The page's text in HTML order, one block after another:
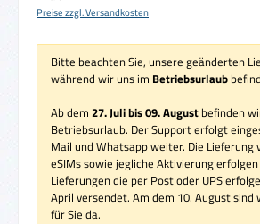
Preise zzgl. Versandkosten
Bitte beachten Sie, unsere geänderten
während wir uns im Betriebsurlaub
Ab dem 27. Juli bis 09. August befinden
Betriebsurlaub. Der Support erfolgt
Mail und Whatsapp weiter. Die Lieferung
eSIMs sowie jegliche Aktivierung
Lieferungen die per Post oder UPS
April versendet. Am dem 10. August
für Sie da.